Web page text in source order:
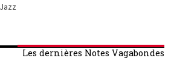
Les dernières Notes Vagabondes